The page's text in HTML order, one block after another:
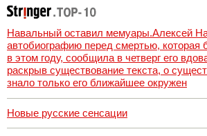
Орбакайте домов
и квартир
насчитали на 3
млрд рублей
Навальный оставил мемуары.Алексей
автобиографию перед смертью, которая
в этом году, сообщила в четверг его
раскрыв существование текста, о
знало только его ближайшее окружен
Новые русские сенсации